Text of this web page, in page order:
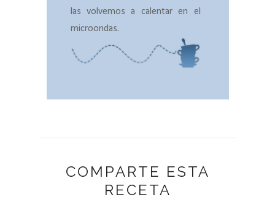
las volvemos a calentar en el
microondas.
COMPARTE ESTA
RECETA